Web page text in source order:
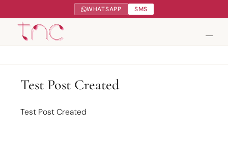
WHATSAPP SMS
Tendance Nature Communication
Test Post Created
Test Post Created